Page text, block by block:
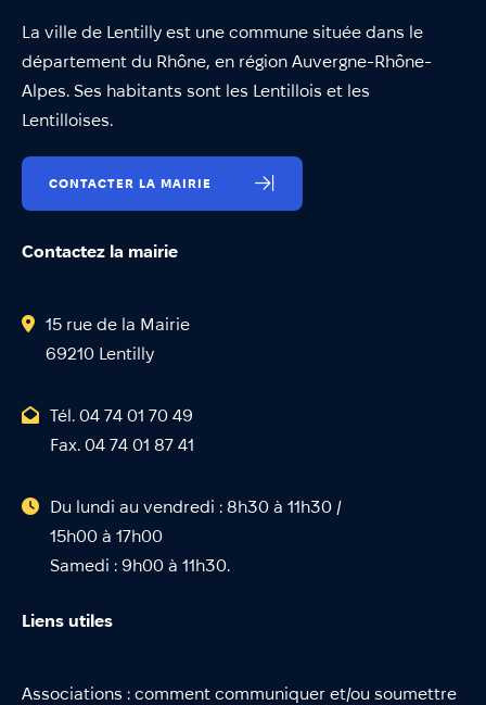
La ville de Lentilly est une commune située dans le
département du Rhône, en région Auvergne-Rhône-
Alpes. Ses habitants sont les Lentillois et les
Lentilloises.
CONTACTER LA MAIRIE
Contactez la mairie
15 rue de la Mairie
69210 Lentilly
Tél. 04 74 01 70 49
Fax. 04 74 01 87 41
Du lundi au vendredi : 8h30 à 11h30 /
15h00 à 17h00
Samedi : 9h00 à 11h30.
Liens utiles
Associations : comment communiquer et/ou soumettre